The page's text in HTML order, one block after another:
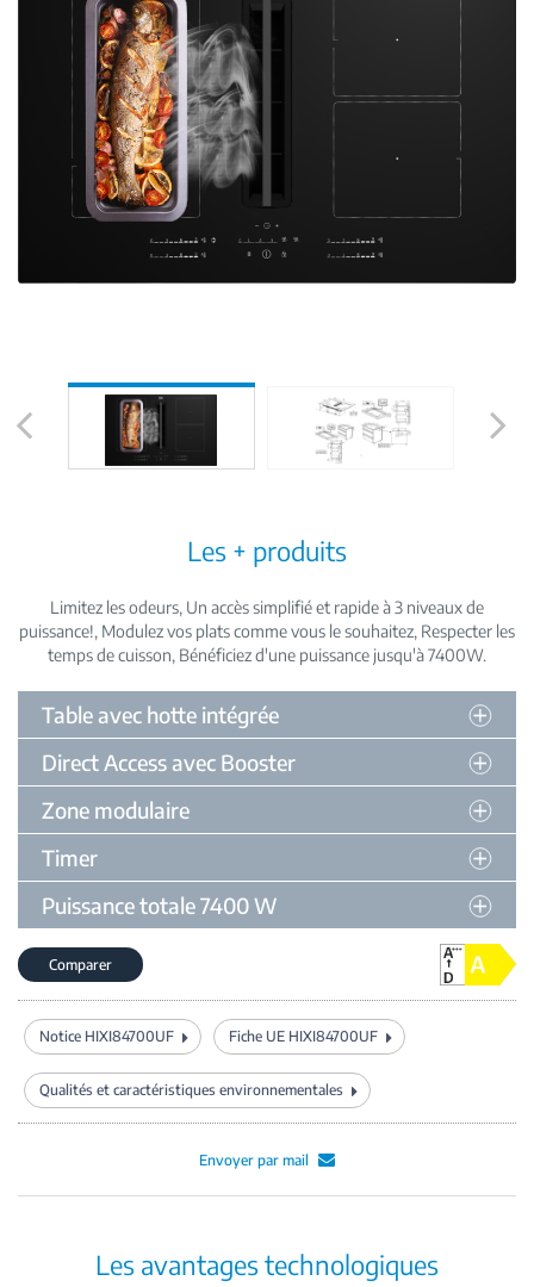
Les + produits
Limitez les odeurs Un accès simplifié et rapide à 3 niveaux de
puissance! Modulez vos plats comme vous le souhaitez Respecter les
temps de cuisson Bénéficiez d'une puissance jusqu'à 7400W
Table avec hotte intégrée
Direct Access avec Booster
Zone modulaire
Timer
Puissance totale 7400 W
Comparer
Notice HIXI84700UF Fiche UE HIXI84700UF
Qualités et caractéristiques environnementales
Envoyer par mail
Les avantages technologiques